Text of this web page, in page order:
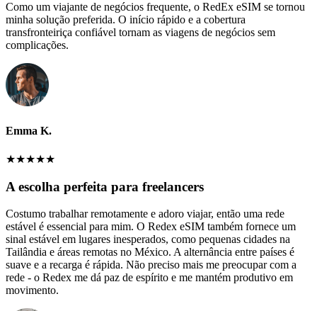
Como um viajante de negócios frequente, o RedEx eSIM se tornou
minha solução preferida. O início rápido e a cobertura
transfronteiriça confiável tornam as viagens de negócios sem
complicações.
Emma K.
★★★★★
A escolha perfeita para freelancers
Costumo trabalhar remotamente e adoro viajar, então uma rede
estável é essencial para mim. O Redex eSIM também fornece um
sinal estável em lugares inesperados, como pequenas cidades na
Tailândia e áreas remotas no México. A alternância entre países é
suave e a recarga é rápida. Não preciso mais me preocupar com a
rede - o Redex me dá paz de espírito e me mantém produtivo em
movimento.